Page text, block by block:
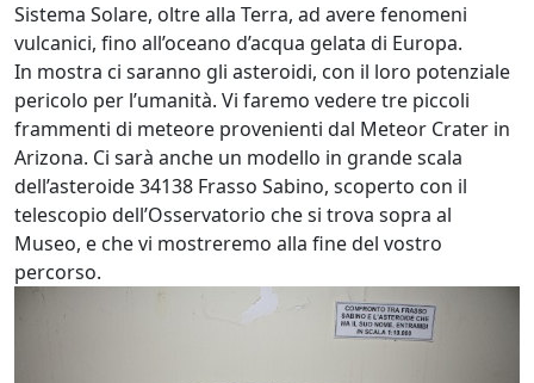
Sistema Solare, oltre alla Terra, ad avere fenomeni
vulcanici, fino all’oceano d’acqua gelata di Europa.
In mostra ci saranno gli asteroidi, con il loro potenziale
pericolo per l’umanità. Vi faremo vedere tre piccoli
frammenti di meteore provenienti dal Meteor Crater in
Arizona. Ci sarà anche un modello in grande scala
dell’asteroide 34138 Frasso Sabino, scoperto con il
telescopio dell’Osservatorio che si trova sopra al
Museo, e che vi mostreremo alla fine del vostro
percorso.